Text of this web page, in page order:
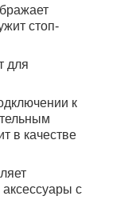
стоп-
для
к
в качестве
с